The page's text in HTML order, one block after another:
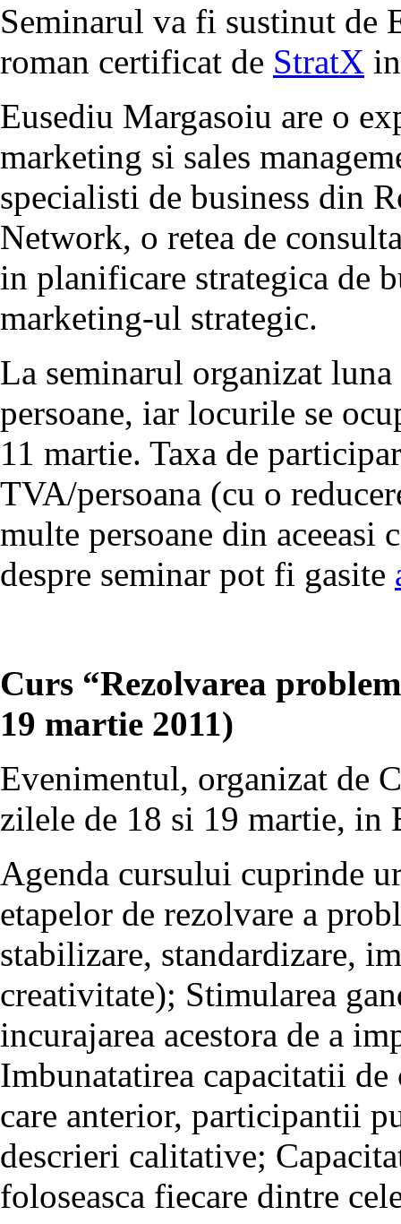
Seminarul va fi sustinut de
roman certificat de StratX
Eusediu Margasoiu are o
marketing si sales
specialisti de business din
Network, o retea de
in planificare strategica de
marketing-ul strategic.
La seminarul organizat
persoane, iar locurile se
11 martie. Taxa de
TVA/persoana (cu o
multe persoane din
despre seminar pot fi gasite
Curs “Rezolvarea
19 martie 2011)
Evenimentul, organizat de
zilele de 18 si 19 martie, in
Agenda cursului cuprinde
etapelor de rezolvare a
stabilizare, standardizare,
creativitate); Stimularea
incurajarea acestora de a
Imbunatatirea capacitatii
care anterior, participantii
descrieri calitative;
foloseasca fiecare dintre